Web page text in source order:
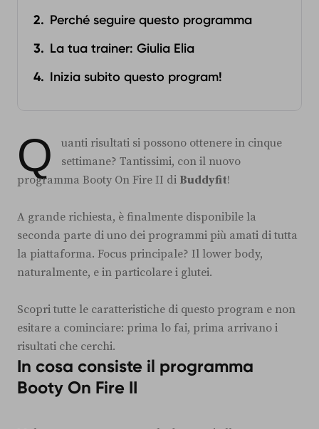
Perché seguire questo programma
La tua trainer: Giulia Elia
Inizia subito questo program!
Q
uanti risultati si possono ottenere in cinque
settimane? Tantissimi, con il nuovo
programma Booty On Fire II di Buddyfit!
A grande richiesta, è finalmente disponibile la
seconda parte di uno dei programmi più amati di tutta
la piattaforma. Focus principale? Il lower body,
naturalmente, e in particolare i glutei.
Scopri tutte le caratteristiche di questo program e non
esitare a cominciare: prima lo fai, prima arrivano i
risultati che cerchi.
In cosa consiste il programma
Booty On Fire II